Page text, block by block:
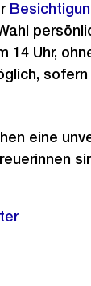
Uhr,
eine